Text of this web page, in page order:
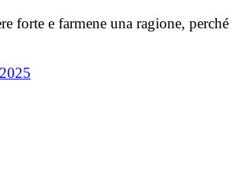
forte e farmene una ragione,